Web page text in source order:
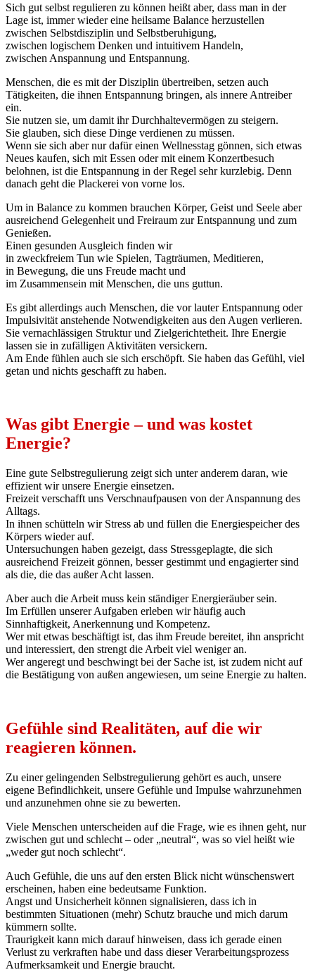
Sich gut selbst regulieren zu können heißt aber, dass man in der
Lage ist, immer wieder eine heilsame Balance herzustellen
zwischen Selbstdisziplin und Selbstberuhigung,
zwischen logischem Denken und intuitivem Handeln,
zwischen Anspannung und Entspannung.
Menschen, die es mit der Disziplin übertreiben, setzen auch
Tätigkeiten, die ihnen Entspannung bringen, als innere Antreiber
ein.
Sie nutzen sie, um damit ihr Durchhaltevermögen zu steigern.
Sie glauben, sich diese Dinge verdienen zu müssen.
Wenn sie sich aber nur dafür einen Wellnesstag gönnen, sich etwas
Neues kaufen, sich mit Essen oder mit einem Konzertbesuch
belohnen, ist die Entspannung in der Regel sehr kurzlebig. Denn
danach geht die Plackerei von vorne los.
Um in Balance zu kommen brauchen Körper, Geist und Seele aber
ausreichend Gelegenheit und Freiraum zur Entspannung und zum
Genießen.
Einen gesunden Ausgleich finden wir
in zweckfreiem Tun wie Spielen, Tagträumen, Meditieren,
in Bewegung, die uns Freude macht und
im Zusammensein mit Menschen, die uns guttun.
Es gibt allerdings auch Menschen, die vor lauter Entspannung oder
Impulsivität anstehende Notwendigkeiten aus den Augen verlieren.
Sie vernachlässigen Struktur und Zielgerichtetheit. Ihre Energie
lassen sie in zufälligen Aktivitäten versickern.
Am Ende fühlen auch sie sich erschöpft. Sie haben das Gefühl, viel
getan und nichts geschafft zu haben.
Was gibt Energie – und was kostet
Energie?
Eine gute Selbstregulierung zeigt sich unter anderem daran, wie
effizient wir unsere Energie einsetzen.
Freizeit verschafft uns Verschnaufpausen von der Anspannung des
Alltags.
In ihnen schütteln wir Stress ab und füllen die Energiespeicher des
Körpers wieder auf.
Untersuchungen haben gezeigt, dass Stressgeplagte, die sich
ausreichend Freizeit gönnen, besser gestimmt und engagierter sind
als die, die das außer Acht lassen.
Aber auch die Arbeit muss kein ständiger Energieräuber sein.
Im Erfüllen unserer Aufgaben erleben wir häufig auch
Sinnhaftigkeit, Anerkennung und Kompetenz.
Wer mit etwas beschäftigt ist, das ihm Freude bereitet, ihn anspricht
und interessiert, den strengt die Arbeit viel weniger an.
Wer angeregt und beschwingt bei der Sache ist, ist zudem nicht auf
die Bestätigung von außen angewiesen, um seine Energie zu halten.
Gefühle sind Realitäten, auf die wir
reagieren können.
Zu einer gelingenden Selbstregulierung gehört es auch, unsere
eigene Befindlichkeit, unsere Gefühle und Impulse wahrzunehmen
und anzunehmen ohne sie zu bewerten.
Viele Menschen unterscheiden auf die Frage, wie es ihnen geht, nur
zwischen gut und schlecht – oder „neutral“, was so viel heißt wie
„weder gut noch schlecht“.
Auch Gefühle, die uns auf den ersten Blick nicht wünschenswert
erscheinen, haben eine bedeutsame Funktion.
Angst und Unsicherheit können signalisieren, dass ich in
bestimmten Situationen (mehr) Schutz brauche und mich darum
kümmern sollte.
Traurigkeit kann mich darauf hinweisen, dass ich gerade einen
Verlust zu verkraften habe und dass dieser Verarbeitungsprozess
Aufmerksamkeit und Energie braucht.